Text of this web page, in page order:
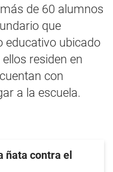
de 60 alumnos
que
educativo ubicado
residen en
con
a la escuela.
ñata contra el